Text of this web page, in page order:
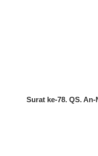
Surat ke-78. QS.